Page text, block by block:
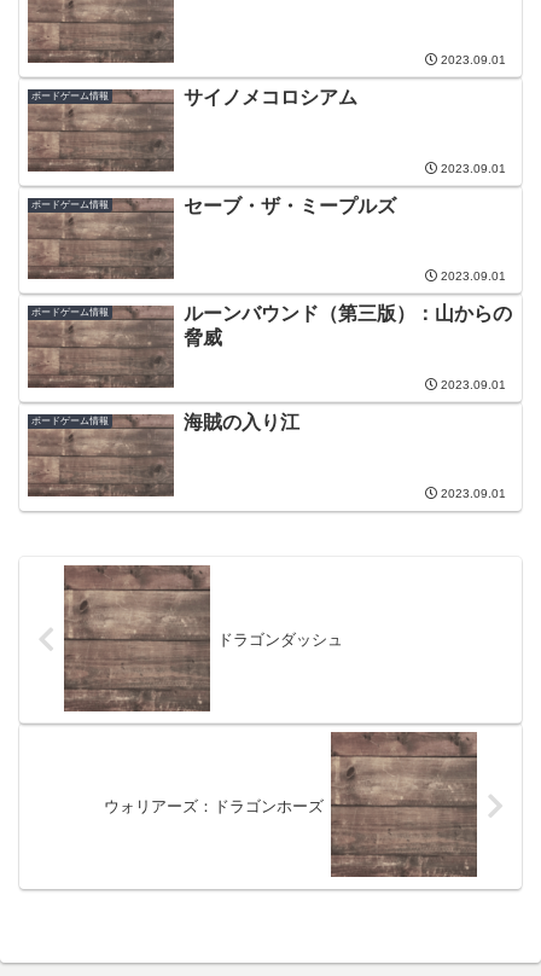
2023.09.01
ボードゲーム情報 サイノメコロシアム
2023.09.01
ボードゲーム情報 セーブ・ザ・ミープルズ
2023.09.01
ボードゲーム情報
ルーンバウンド（第三版）：山からの
脅威
2023.09.01
ボードゲーム情報 海賊の入り江
2023.09.01
ドラゴンダッシュ
ウォリアーズ：ドラゴンホーズ